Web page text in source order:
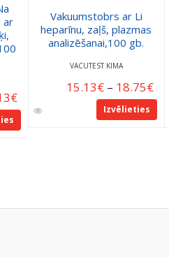
ar
€
Vakuumstobrs ar Li
heparīnu, zaļš, plazmas
analizēšanai,100 gb.
VACUTEST KIMA
15.13€– 18.75€
Izvēlieties